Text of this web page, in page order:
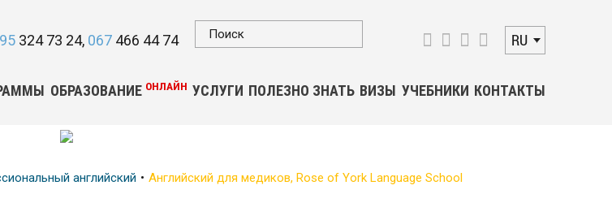
324 73 24 067 466 44 74 RU
ОБРАЗОВАНИЕ ОНЛАЙН УСЛУГИ ПОЛЕЗНО ЗНАТЬ ВИЗЫ УЧЕБНИКИ КОНТАКТЫ
английский Английский для медиков, Rose of York Language School